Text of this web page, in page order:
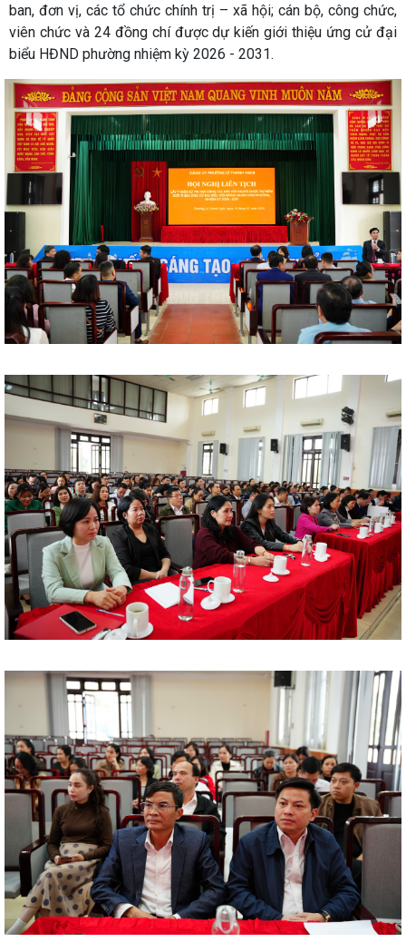
ban, đơn vị, các tổ chức chính trị – xã hội; cán bộ, công chức,
viên chức và 24 đồng chí được dự kiến giới thiệu ứng cử đại
biểu HĐND phường nhiệm kỳ 2026 - 2031.